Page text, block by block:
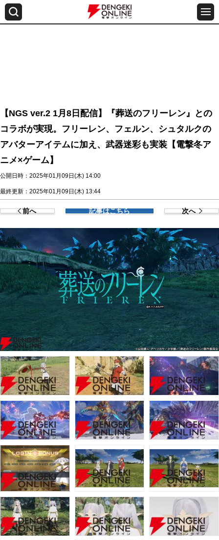
【NGS ver.2 1月8日配信】『葬送のフリーレン』との
コラボが実現。フリーレン、フェルン、シュタルクの
アバターアイテムに加え、武器迷彩も実装【電撃冬ア
ニメ×ゲーム】
公開日時：2025年01月09日(木) 14:00
最終更新：2025年01月09日(木) 13:44
前へ 記事はこちら 次へ